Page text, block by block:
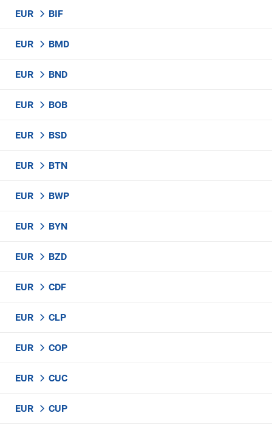
EUR BIF
EUR BMD
EUR BND
EUR BOB
EUR BSD
EUR BTN
EUR BWP
EUR BYN
EUR BZD
EUR CDF
EUR CLP
EUR COP
EUR CUC
EUR CUP